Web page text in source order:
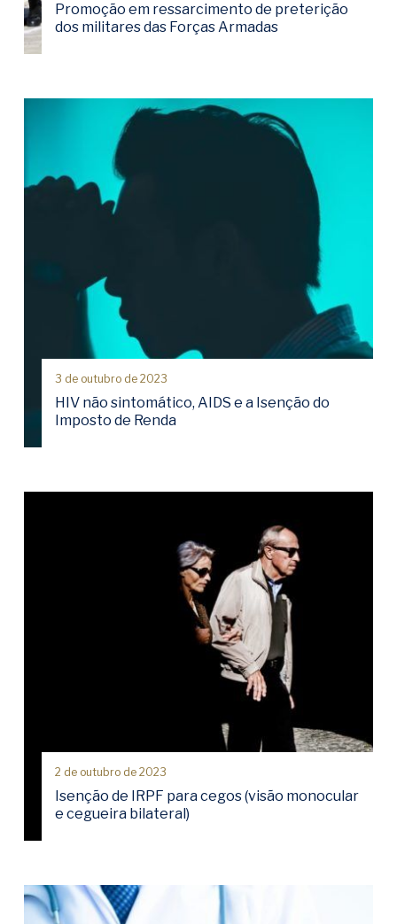
Promoção em ressarcimento de preterição
dos militares das Forças Armadas
3 de outubro de 2023
HIV não sintomático, AIDS e a Isenção do
Imposto de Renda
2 de outubro de 2023
Isenção de IRPF para cegos (visão monocular
e cegueira bilateral)